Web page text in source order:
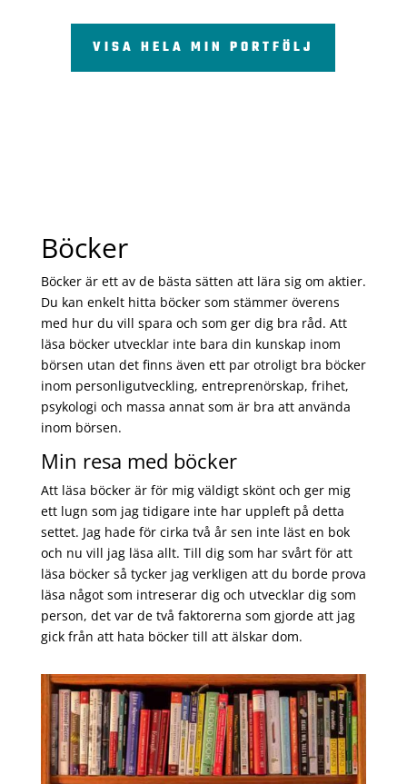
VISA HELA MIN PORTFÖLJ
Böcker
Böcker är ett av de bästa sätten att lära sig om aktier.
Du kan enkelt hitta böcker som stämmer överens
med hur du vill spara och som ger dig bra råd. Att
läsa böcker utvecklar inte bara din kunskap inom
börsen utan det finns även ett par otroligt bra böcker
inom personligutveckling, entreprenörskap, frihet,
psykologi och massa annat som är bra att använda
inom börsen.
Min resa med böcker
Att läsa böcker är för mig väldigt skönt och ger mig
ett lugn som jag tidigare inte har uppleft på detta
settet. Jag hade för cirka två år sen inte läst en bok
och nu vill jag läsa allt. Till dig som har svårt för att
läsa böcker så tycker jag verkligen att du borde prova
läsa något som intreserar dig och utvecklar dig som
person, det var de två faktorerna som gjorde att jag
gick från att hata böcker till att älskar dom.